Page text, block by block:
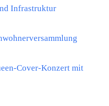
Infrastruktur
Cover-Konzert mit